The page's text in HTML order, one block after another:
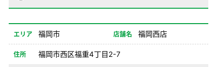
08/26-12/31 08:00-20:00
備考
エリア 福岡市 店舗名 福岡西店
住所 福岡市西区福重4丁目2-7